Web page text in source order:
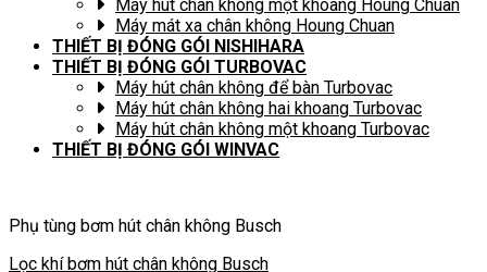
Máy hút chân không một khoang Houng Chuan
Máy mát xa chân không Houng Chuan
THIẾT BỊ ĐÓNG GÓI NISHIHARA
THIẾT BỊ ĐÓNG GÓI TURBOVAC
Máy hút chân không để bàn Turbovac
Máy hút chân không hai khoang Turbovac
Máy hút chân không một khoang Turbovac
THIẾT BỊ ĐÓNG GÓI WINVAC
Phụ tùng bơm hút chân không Busch
Lọc khí bơm hút chân không Busch